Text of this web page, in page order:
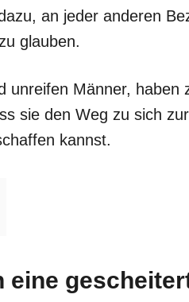
an jeder anderen
glauben.
unreifen Männer, haben
sie den Weg zu sich
kannst.
eine